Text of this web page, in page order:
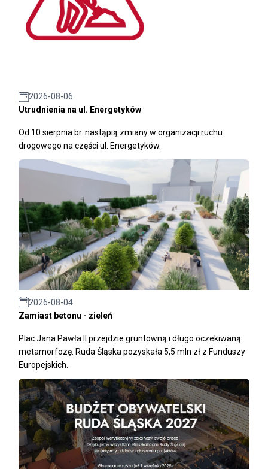
2026-08-06
Utrudnienia na ul. Energetyków
Od 10 sierpnia br. nastąpią zmiany w organizacji ruchu
drogowego na części ul. Energetyków.
2026-08-04
Zamiast betonu - zieleń
Plac Jana Pawła II przejdzie gruntowną i długo oczekiwaną
metamorfozę. Ruda Śląska pozyskała 5,5 mln zł z Funduszy
Europejskich.